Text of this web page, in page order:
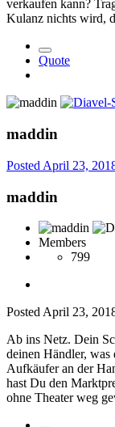
verkaufen kann?
Kulanz nichts wird,
Quote
maddin
Posted April 23,
maddin
Members
799
Posted April 23,
Ab ins Netz. Dein
deinen Händler, was
Aufkäufer an der
hast Du den
ohne Theater weg